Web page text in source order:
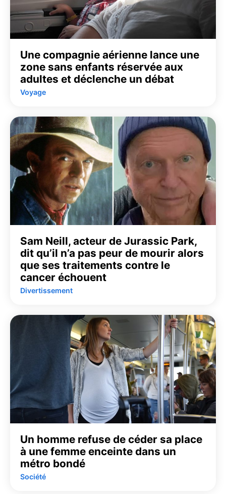
Une compagnie aérienne lance une
zone sans enfants réservée aux
adultes et déclenche un débat
Voyage
Sam Neill, acteur de Jurassic Park,
dit qu’il n’a pas peur de mourir alors
que ses traitements contre le
cancer échouent
Divertissement
Un homme refuse de céder sa place
à une femme enceinte dans un
métro bondé
Société